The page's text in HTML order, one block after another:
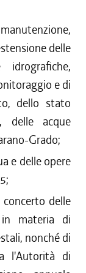
delle
e di
dello stato
delle acque
Grado;
e delle opere
delle
materia di
nonché di
l'Autorità di